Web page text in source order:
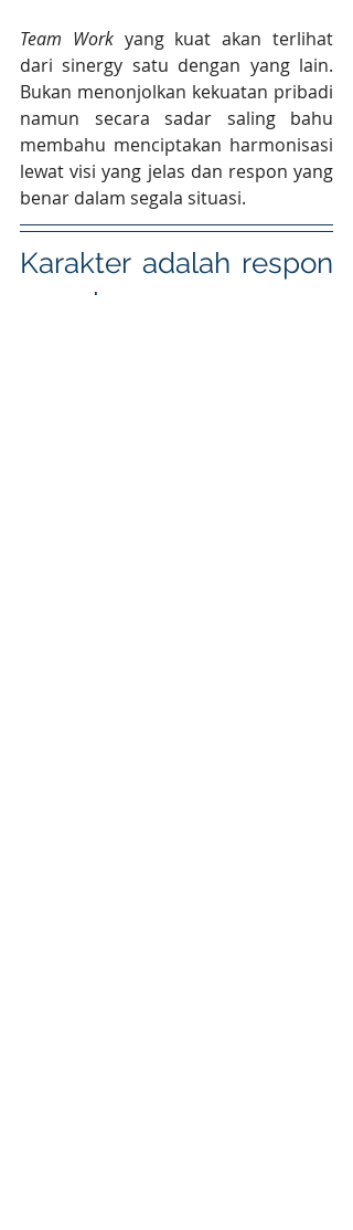
Team Work yang kuat akan terlihat
dari sinergy satu dengan yang lain.
Bukan menonjolkan kekuatan pribadi
namun secara sadar saling bahu
membahu menciptakan harmonisasi
lewat visi yang jelas dan respon yang
benar dalam segala situasi.
Karakter adalah respon
yang benar.